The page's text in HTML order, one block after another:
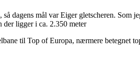
dagens mål var Eiger gletscheren. Som
ligger i ca. 2.350 meter
til Top of Europa, nærmere